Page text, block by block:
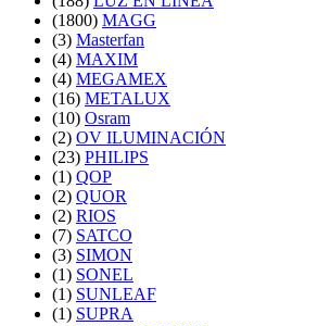
(1800) MAGG
(3) Masterfan
(4) MAXIM
(4) MEGAMEX
(16) METALUX
(10) Osram
(2) OV ILUMINACIÓN
(23) PHILIPS
(1) QOP
(2) QUOR
(2) RIOS
(7) SATCO
(3) SIMON
(1) SONEL
(1) SUNLEAF
(1) SUPRA